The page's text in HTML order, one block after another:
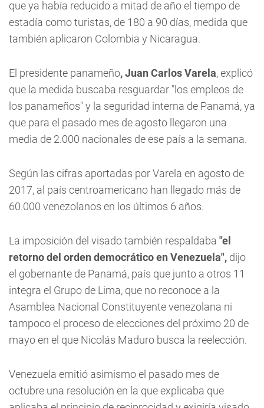
que ya había reducido a mitad de año el tiempo de
estadía como turistas, de 180 a 90 días, medida que
también aplicaron Colombia y Nicaragua.
El presidente panameño, Juan Carlos Varela, explicó
que la medida buscaba resguardar "los empleos de
los panameños" y la seguridad interna de Panamá, ya
que para el pasado mes de agosto llegaron una
media de 2.000 nacionales de ese país a la semana.
Según las cifras aportadas por Varela en agosto de
2017, al país centroamericano han llegado más de
60.000 venezolanos en los últimos 6 años.
La imposición del visado también respaldaba "el
retorno del orden democrático en Venezuela", dijo
el gobernante de Panamá, país que junto a otros 11
integra el Grupo de Lima, que no reconoce a la
Asamblea Nacional Constituyente venezolana ni
tampoco el proceso de elecciones del próximo 20 de
mayo en el que Nicolás Maduro busca la reelección.
Venezuela emitió asimismo el pasado mes de
octubre una resolución en la que explicaba que